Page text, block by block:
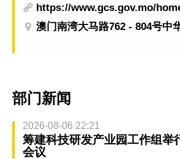
https://www.gcs.gov.mo/
澳门南湾大马路762 - 804号中
部门新闻
2026-08-06 22:21
筹建科技研发产业园工作组举
会议